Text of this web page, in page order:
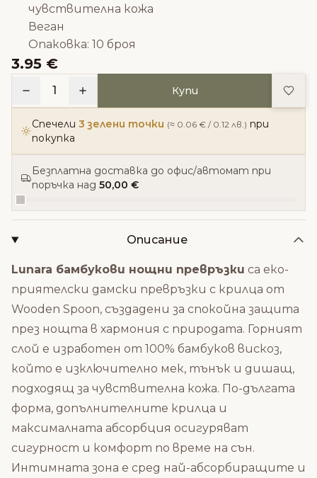
чувствителна кожа
Веган
Опаковка: 10 броя
3.95 €
1 Купи
Спечели 3 зелени точки (≈ 0.06 € / 0.12 лв.) при
покупка
Безплатна доставка до офис/автомат при
поръчка над 50,00 €
Описание
Lunara бамбукови нощни превръзки са еко-
приятелски дамски превръзки с крилца от
Wooden Spoon, създадени за спокойна защита
през нощта в хармония с природата. Горният
слой е изработен от 100% бамбуков вискоз,
който е изключително мек, тънък и дишащ,
подходящ за чувствителна кожа. По-дългата
форма, допълнителните крилца и
максималната абсорбция осигуряват
сигурност и комфорт по време на сън.
Интимната зона е сред най-абсорбиращите и